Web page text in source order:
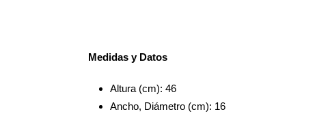
Medidas y Datos
Altura (cm): 46
Ancho, Diámetro (cm): 16